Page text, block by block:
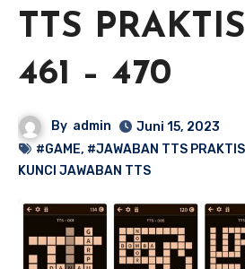
TTS
461 – 470
By admin
Juni 15, 2023
#GAME, #JAWABAN TTS PRAKTIS
KUNCI JAWABAN TTS